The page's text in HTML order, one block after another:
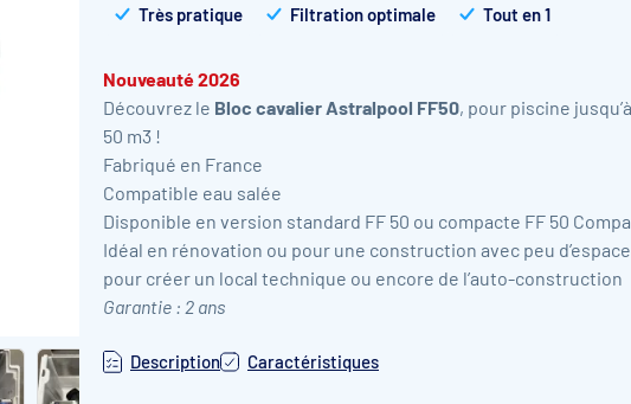
Très pratique Filtration optimale Tout en 1
Nouveauté 2026
Découvrez le Bloc cavalier Astralpool FF50, pour piscine jusqu’à
50 m3 !
Fabriqué en France
Compatible eau salée
Disponible en version standard FF 50 ou compacte FF 50
Idéal en rénovation ou pour une construction avec peu d’espace
pour créer un local technique ou encore de l’auto-construction
Garantie : 2 ans
Description Caractéristiques